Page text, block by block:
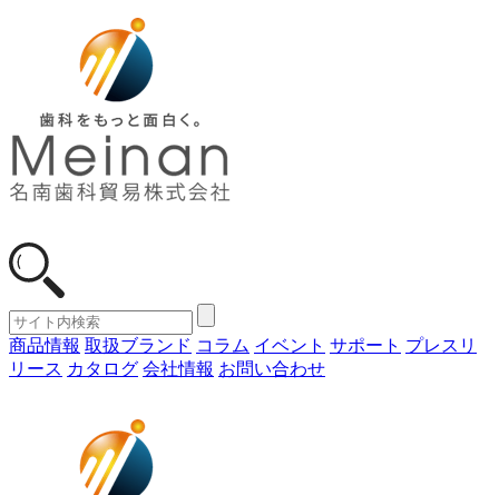
商品情報 取扱ブランド コラム イベント サポート プレスリ
リース カタログ 会社情報 お問い合わせ